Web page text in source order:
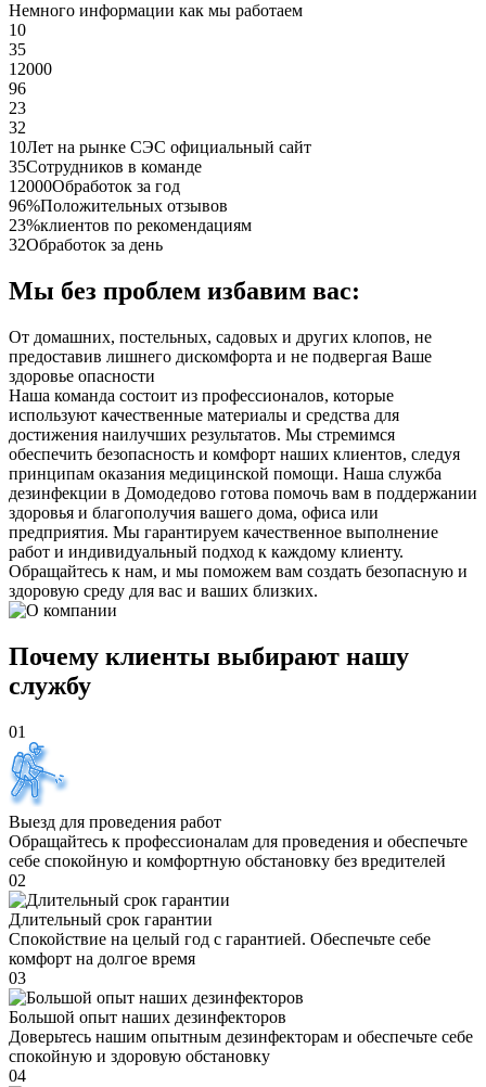
Немного информации как мы работаем
10
35
12000
96
23
32
10Лет на рынке СЭС официальный сайт
35Сотрудников в команде
12000Обработок за год
96%Положительных отзывов
23%клиентов по рекомендациям
32Обработок за день
Мы без проблем избавим вас:
От домашних, постельных, садовых и других клопов, не
предоставив лишнего дискомфорта и не подвергая Ваше
здоровье опасности
Наша команда состоит из профессионалов, которые
используют качественные материалы и средства для
достижения наилучших результатов. Мы стремимся
обеспечить безопасность и комфорт наших клиентов, следуя
принципам оказания медицинской помощи. Наша служба
дезинфекции в Домодедово готова помочь вам в поддержании
здоровья и благополучия вашего дома, офиса или
предприятия. Мы гарантируем качественное выполнение
работ и индивидуальный подход к каждому клиенту.
Обращайтесь к нам, и мы поможем вам создать безопасную и
здоровую среду для вас и ваших близких.
Почему клиенты выбирают нашу
службу
01
Выезд для проведения работ
Обращайтесь к профессионалам для проведения и обеспечьте
себе спокойную и комфортную обстановку без вредителей
02
Длительный срок гарантии
Спокойствие на целый год с гарантией. Обеспечьте себе
комфорт на долгое время
03
Большой опыт наших дезинфекторов
Доверьтесь нашим опытным дезинфекторам и обеспечьте себе
спокойную и здоровую обстановку
04